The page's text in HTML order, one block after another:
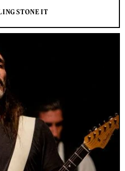
STONE IT